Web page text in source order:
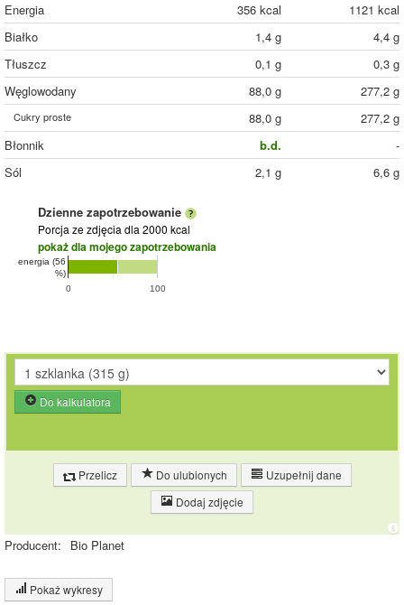
Energia 356 kcal
1121 kcal
Białko
1,4 g
4,4 g
Tłuszcz
0,1 g
0,3 g
Węglowodany
88,0 g 277,2 g
Cukry proste 88,0 g
277,2 g
Błonnik
b.d.
-
Sól
2,1 g 6,6 g
Dzienne zapotrzebowanie
Porcja ze zdjęcia dla 2000 kcal
pokaż dla mojego zapotrzebowania
0 100
energia (56
%)
Do kalkulatora
Przelicz Do ulubionych
Uzupełnij dane
Dodaj zdjęcie
Producent: Bio Planet
Pokaż wykresy